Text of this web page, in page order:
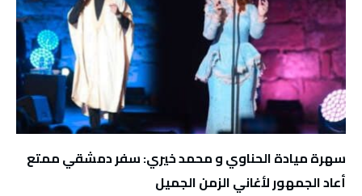
سهرة ميادة الحناوي و محمد خيري: سفر دمشقي ممتع
أعاد الجمهور لأغاني الزمن الجميل